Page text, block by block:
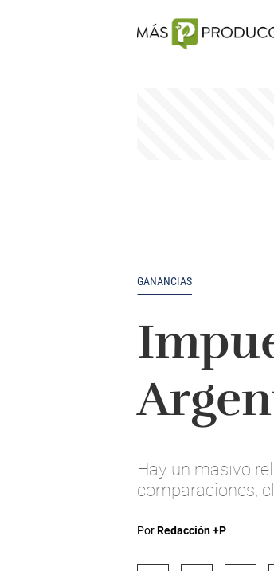
GANANCIAS
Hay un masivo
comparaciones,
PorRedacción +P